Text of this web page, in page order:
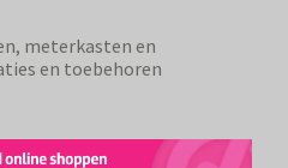
meterkasten en
en toebehoren